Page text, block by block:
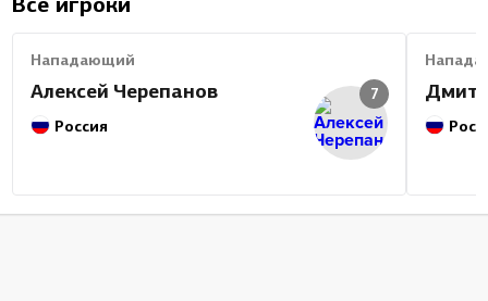
Нападающий
Алексей Черепанов
Россия
7